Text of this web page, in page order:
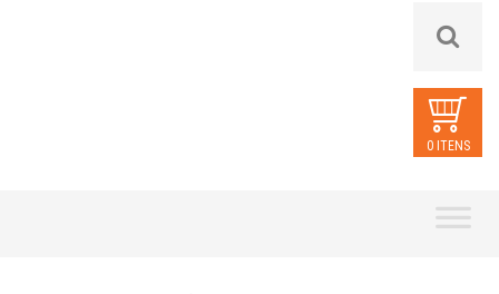
0 ITENS